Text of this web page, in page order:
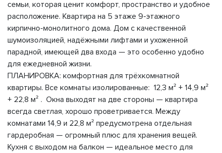
семьи, которая ценит комфорт, пространство и удобное
расположение. Квартира на 5 этаже 9-этажного
кирпично-монолитного дома. Дом с качественной
шумоизоляцией, надёжными лифтами и ухоженной
парадной, имеющей два входа — это особенно удобно
для ежедневной жизни.
ПЛАНИРОВКА: комфортная для трёхкомнатной
квартиры. Все комнаты изолированные: 12,3 м² + 14,9 м²
+ 22,8 м² . Окна выходят на две стороны — квартира
всегда светлая, хорошо проветривается. Между
комнатами 14,9 и 22,8 м² предусмотрена отдельная
гардеробная — огромный плюс для хранения вещей.
Кухня с выходом на балкон — идеальное место для